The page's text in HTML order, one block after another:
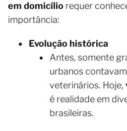
em domicílio requer
importância:
Evolução histórica
Antes, somente
urbanos
veterinários. Hoje,
é realidade em
brasileiras.